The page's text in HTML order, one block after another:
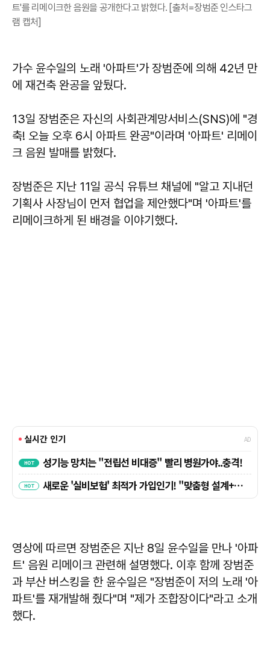
트'를 리메이크한 음원을 공개한다고 밝혔다. [출처=장범준 인스타그
램 캡처]
가수 윤수일의 노래 '아파트'가 장범준에 의해 42년 만
에 재건축 완공을 앞뒀다.
13일 장범준은 자신의 사회관계망서비스(SNS)에 "경
축! 오늘 오후 6시 아파트 완공"이라며 '아파트' 리메이
크 음원 발매를 밝혔다.
장범준은 지난 11일 공식 유튜브 채널에 "알고 지내던
기획사 사장님이 먼저 협업을 제안했다"며 '아파트'를
리메이크하게 된 배경을 이야기했다.
영상에 따르면 장범준은 지난 8일 윤수일을 만나 '아파
트' 음원 리메이크 관련해 설명했다. 이후 함께 장범준
과 부산 버스킹을 한 윤수일은 "장범준이 저의 노래 '아
파트'를 재개발해 줬다"며 "제가 조합장이다"라고 소개
했다.